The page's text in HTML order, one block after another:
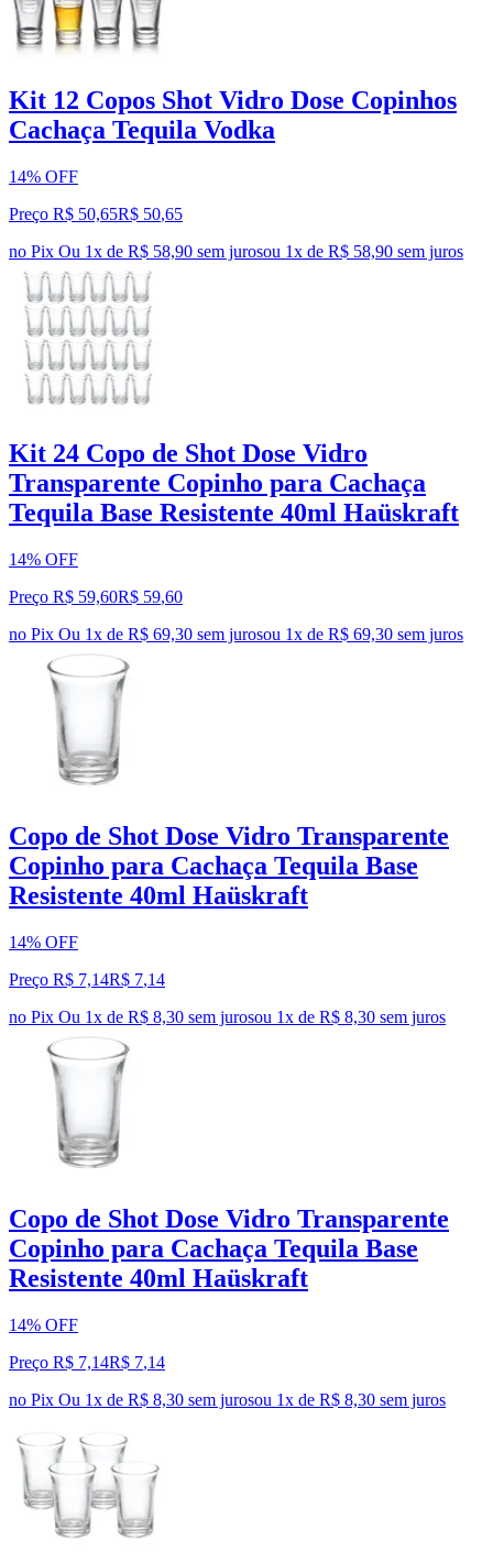
Kit 12 Copos Shot Vidro Dose Copinhos
Cachaça Tequila Vodka
14% OFF
Preço R$ 50,65R$ 50,65
no Pix Ou 1x de R$ 58,90 sem jurosou 1x de R$ 58,90 sem juros
Kit 24 Copo de Shot Dose Vidro
Transparente Copinho para Cachaça
Tequila Base Resistente 40ml Haüskraft
14% OFF
Preço R$ 59,60R$ 59,60
no Pix Ou 1x de R$ 69,30 sem jurosou 1x de R$ 69,30 sem juros
Copo de Shot Dose Vidro Transparente
Copinho para Cachaça Tequila Base
Resistente 40ml Haüskraft
14% OFF
Preço R$ 7,14R$ 7,14
no Pix Ou 1x de R$ 8,30 sem jurosou 1x de R$ 8,30 sem juros
Copo de Shot Dose Vidro Transparente
Copinho para Cachaça Tequila Base
Resistente 40ml Haüskraft
14% OFF
Preço R$ 7,14R$ 7,14
no Pix Ou 1x de R$ 8,30 sem jurosou 1x de R$ 8,30 sem juros